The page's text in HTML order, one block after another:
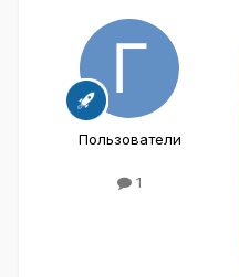
Пользователи
1